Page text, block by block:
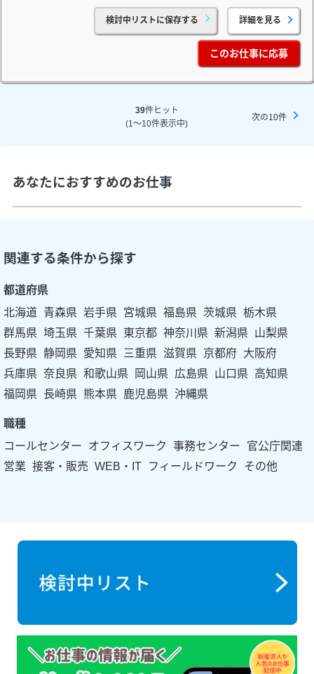
検討中リストに保存する 詳細を見る
このお仕事に応募
39件ヒット
(1～10件表示中)
次の10件
あなたにおすすめのお仕事
関連する条件から探す
都道府県
北海道 青森県 岩手県 宮城県 福島県 茨城県 栃木県
群馬県 埼玉県 千葉県 東京都 神奈川県 新潟県 山梨県
長野県 静岡県 愛知県 三重県 滋賀県 京都府 大阪府
兵庫県 奈良県 和歌山県 岡山県 広島県 山口県 高知県
福岡県 長崎県 熊本県 鹿児島県 沖縄県
職種
コールセンター
オフィスワーク 事務センター
官公庁関連
営業 接客・販売 WEB・IT フィールドワーク その他